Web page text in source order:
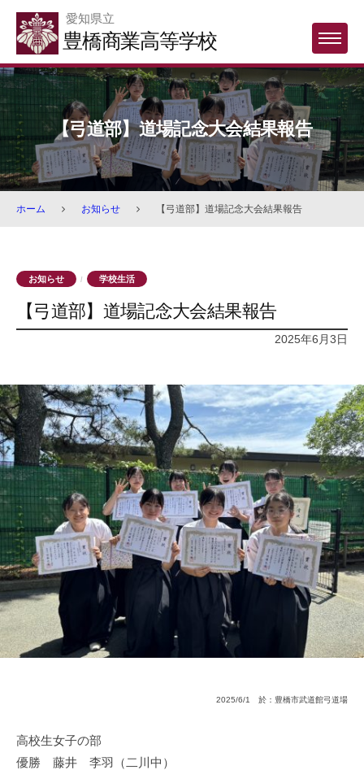
Skip
content
愛知県立
豊橋商業高等学校 MENU
【弓道部】道場記念大会結果報告
ホーム お知らせ 【弓道部】道場記念大会結果報告
お知らせ / 学校生活
【弓道部】道場記念大会結果報告
2025年6月3日
2025/6/1 於：豊橋市武道館弓道場
高校生女子の部
優勝 藤井 李羽（二川中）